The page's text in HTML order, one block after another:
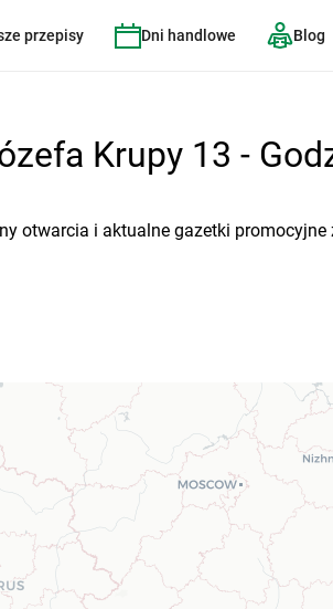
przepisy Dni handlowe Blog
Krupy 13 -
otwarcia i aktualne gazetki promocyjne